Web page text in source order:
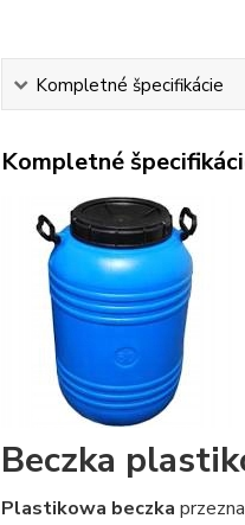
Kompletné špecifikácie
Kompletné
Beczka
Plastikowa beczka